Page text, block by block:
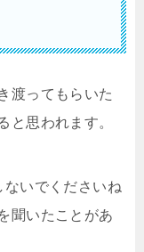
渡ってもらいた
と思われます。
ないでくださいね
聞いたことがあ